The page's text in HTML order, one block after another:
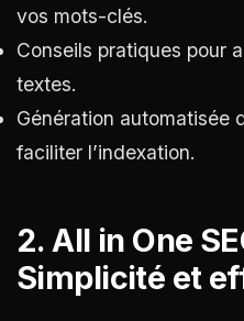
vos mots-clés.
Conseils pratiques pour
textes.
Génération automatisée
faciliter l’indexation.
2. All in One
Simplicité et